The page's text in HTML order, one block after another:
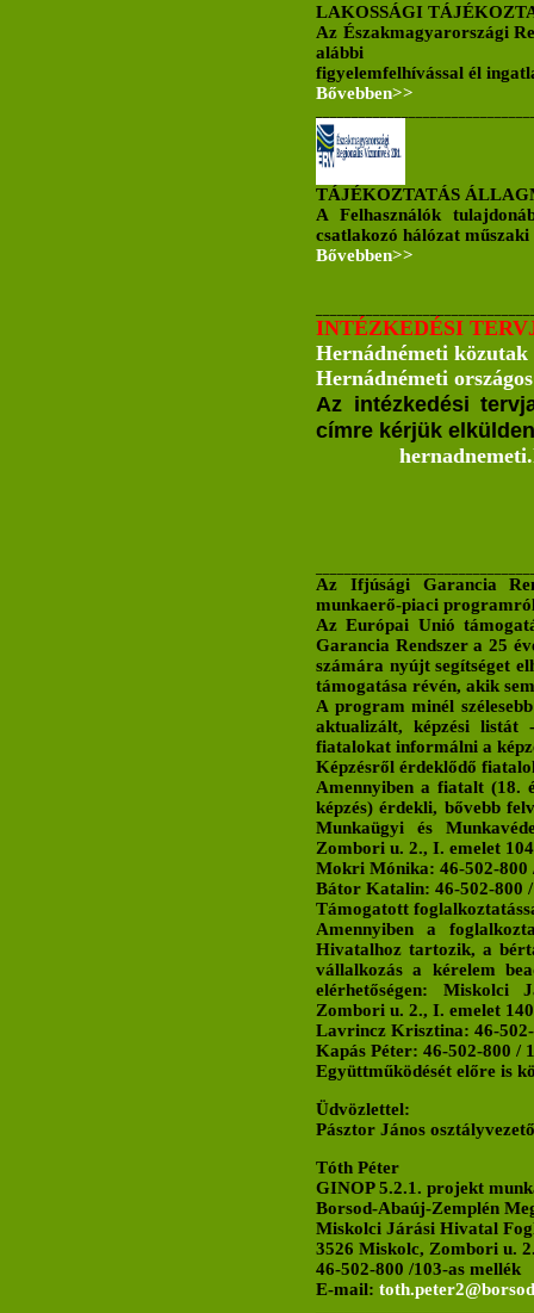
LAKOSSÁGI
Az Északmagyarországi
alábbi
figyelemfelhívással él
Bővebben>>
TÁJÉKOZTATÁS
A Felhasználók
csatlakozó hálózat
Bővebben>>
INTÉZKEDÉSI
Hernádnémeti közutak
Hernádnémeti
Az intézkedési
címre kérjük
Az Ifjúsági Garancia
munkaerő-piaci
Az Európai Unió
Garancia Rendszer a 25
számára nyújt segítséget
támogatása révén, akik
A program minél
aktualizált, képzési listát
fiatalokat informálni a
Képzésről érdeklődő
Amennyiben a fiatalt (18.
képzés) érdekli, bővebb
Munkaügyi és
Zombori u. 2., I. emelet
Mokri Mónika: 46-502-800
Bátor Katalin: 46-502-800
Támogatott
Amennyiben a
Hivatalhoz tartozik, a
vállalkozás a kérelem
elérhetőségen: Miskolci
Zombori u. 2., I. emelet
Lavrincz Krisztina: 46-
Kapás Péter: 46-502-800 /
Együttműködését előre is
Üdvözlettel:
Pásztor János
Tóth Péter
GINOP 5.2.1. projekt
Borsod-Abaúj-Zemplén
Miskolci Járási Hivatal
3526 Miskolc, Zombori u.
46-502-800 /103-as mellék
E-mail: